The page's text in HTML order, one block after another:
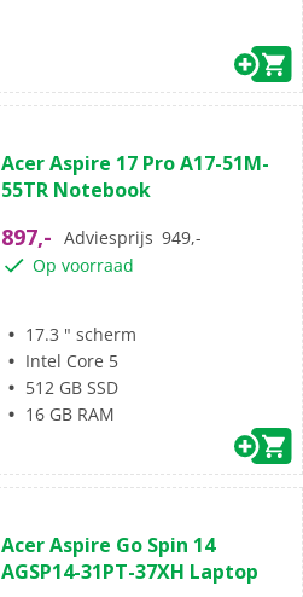
van
de
sterren.
Acer Aspire 17 Pro A17-51M-
55TR Notebook
897,- Adviesprijs 949,-
Op voorraad
17.3 " scherm
Intel Core 5
512 GB SSD
16 GB RAM
van
de
Acer Aspire Go Spin 14
AGSP14-31PT-37XH Laptop